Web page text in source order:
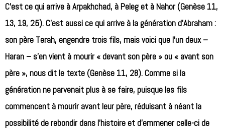
C’est ce qui arrive à Arpakhchad, à Peleg et à Nahor (Genèse 11,
13, 19, 25). C’est aussi ce qui arrive à la génération d’Abraham :
son père Terah, engendre trois fils, mais voici que l’un deux –
Haran – s’en vient à mourir « devant son père » ou « avant son
père », nous dit le texte (Genèse 11, 28). Comme si la
génération ne parvenait plus à se faire, puisque les fils
commencent à mourir avant leur père, réduisant à néant la
possibilité de rebondir dans l’histoire et d’emmener celle-ci de